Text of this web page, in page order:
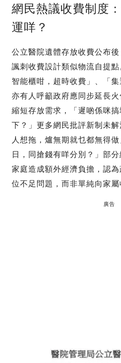
網民熱議收費制度
運咩？
公立醫院遺體存放收費公布後
諷刺收費設計類似物流自提
智能櫃咁，超時收費」、「集
亦有人呼籲政府應同步延長
縮短存放需求，「遲啲係咪
下？」更多網民批評新制未
人想拖，爐無期就乜都無得
日，同搶錢有咩分別？」部
家庭造成額外經濟負擔，認
位不足問題，而非單純向家屬
廣告